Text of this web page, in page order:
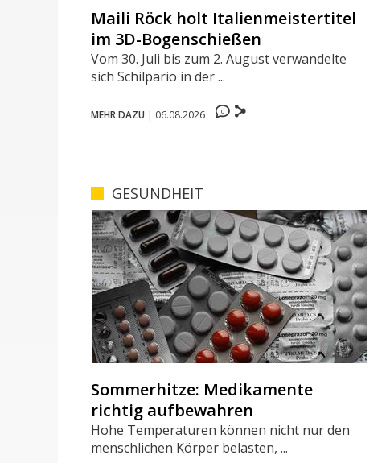
Maili Röck holt Italienmeistertitel
im 3D-Bogenschießen
Vom 30. Juli bis zum 2. August verwandelte
sich Schilpario in der ...
MEHR DAZU | 06.08.2026 0
GESUNDHEIT
Sommerhitze: Medikamente
richtig aufbewahren
Hohe Temperaturen können nicht nur den
menschlichen Körper belasten, ...